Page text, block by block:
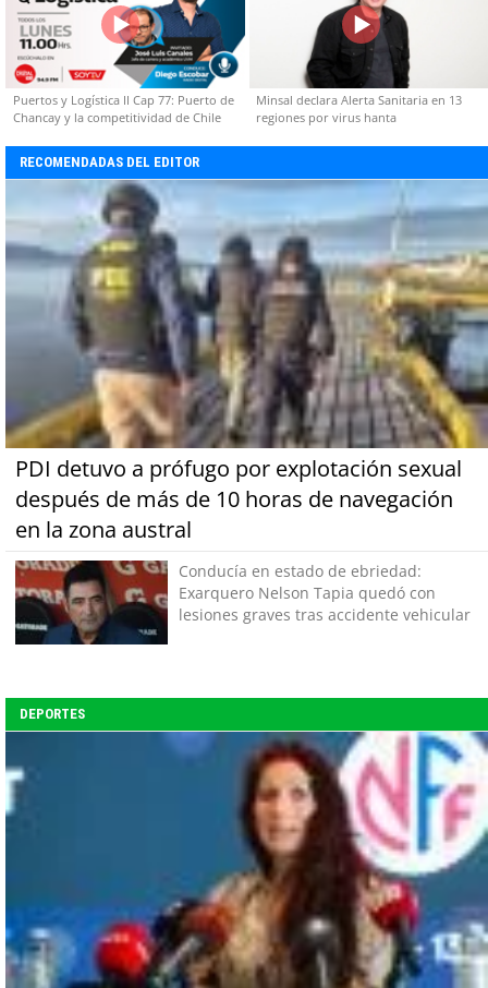
Puertos y Logística II Cap 77: Puerto de
Chancay y la competitividad de Chile
Minsal declara Alerta Sanitaria en 13
regiones por virus hanta
RECOMENDADAS DEL EDITOR
PDI detuvo a prófugo por explotación sexual
después de más de 10 horas de navegación
en la zona austral
Conducía en estado de ebriedad:
Exarquero Nelson Tapia quedó con
lesiones graves tras accidente vehicular
DEPORTES